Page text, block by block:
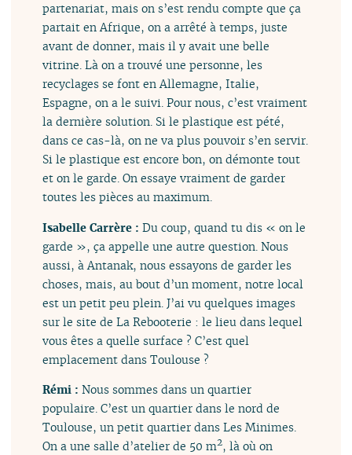
partenariat, mais on s’est rendu compte que ça
partait en Afrique, on a arrêté à temps, juste
avant de donner, mais il y avait une belle
vitrine. Là on a trouvé une personne, les
recyclages se font en Allemagne, Italie,
Espagne, on a le suivi. Pour nous, c’est vraiment
la dernière solution. Si le plastique est pété,
dans ce cas-là, on ne va plus pouvoir s’en servir.
Si le plastique est encore bon, on démonte tout
et on le garde. On essaye vraiment de garder
toutes les pièces au maximum.
Isabelle Carrère :Du coup, quand tu dis « on le
garde », ça appelle une autre question. Nous
aussi, à Antanak, nous essayons de garder les
choses, mais, au bout d’un moment, notre local
est un petit peu plein. J’ai vu quelques images
sur le site de La Rebooterie : le lieu dans lequel
vous êtes a quelle surface ? C’est quel
emplacement dans Toulouse ?
Rémi :Nous sommes dans un quartier
populaire. C’est un quartier dans le nord de
Toulouse, un petit quartier dans Les Minimes.
On a une salle d’atelier de 50 m2, là où on